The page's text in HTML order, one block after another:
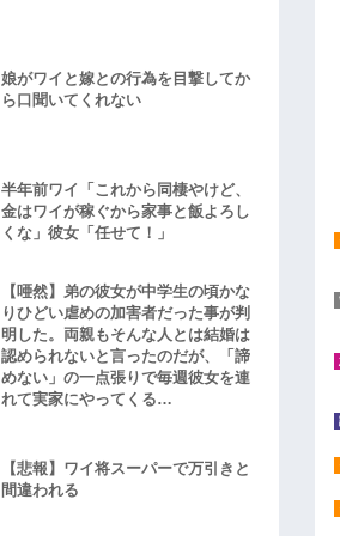
娘がワイと嫁との行為を目撃してか
ら口聞いてくれない
半年前ワイ「これから同棲やけど、
金はワイが稼ぐから家事と飯よろし
くな」彼女「任せて！」
【唖然】弟の彼女が中学生の頃かな
りひどい虐めの加害者だった事が判
明した。両親もそんな人とは結婚は
認められないと言ったのだが、「諦
めない」の一点張りで毎週彼女を連
れて実家にやってくる…
【悲報】ワイ将スーパーで万引きと
間違われる